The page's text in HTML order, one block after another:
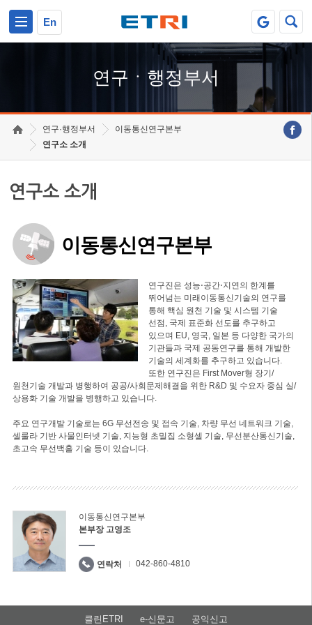
En
연구ㆍ행정부서
연구·행정부서
이동통신연구본부
연구소 소개
연구소 소개
이동통신연구본부
연구진은 성능⋅공간⋅지연의 한계를
뛰어넘는 미래이동통신기술의 연구를
통해 핵심 원천 기술 및 시스템 기술
선점, 국제 표준화 선도를 추구하고
있으며 EU, 영국, 일본 등 다양한 국가의
기관들과 국제 공동연구를 통해 개발한
기술의 세계화를 추구하고 있습니다.
또한 연구진은 First Mover형 장기/
원천기술 개발과 병행하여 공공/사회문제해결을 위한 R&D 및 수요자 중심 실/
상용화 기술 개발을 병행하고 있습니다.
주요 연구개발 기술로는 6G 무선전송 및 접속 기술, 차량 무선 네트워크 기술,
셀룰라 기반 사물인터넷 기술, 지능형 초밀집 소형셀 기술, 무선분산통신기술,
초고속 무선백홀 기술 등이 있습니다.
이동통신연구본부
본부장 고영조
연락처 042-860-4810
클린ETRI e-신문고 공익신고